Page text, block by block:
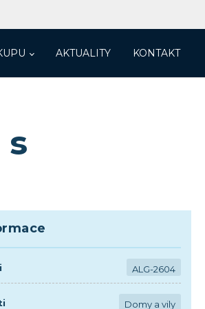
AKTUALITY KONTAKT
ALG-2604
Domy a vily